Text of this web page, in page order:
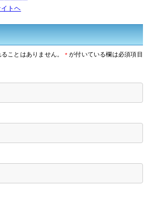
トヘ
ことはありません。 *が付いている欄は必須項目